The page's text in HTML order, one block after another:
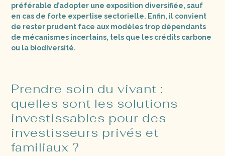
préférable d’adopter une exposition diversifiée, sauf
en cas de forte expertise sectorielle. Enfin, il convient
de rester prudent face aux modèles trop dépendants
de mécanismes incertains, tels que les crédits carbone
ou la biodiversité.
Prendre soin du vivant :
quelles sont les solutions
investissables pour des
investisseurs privés et
familiaux ?